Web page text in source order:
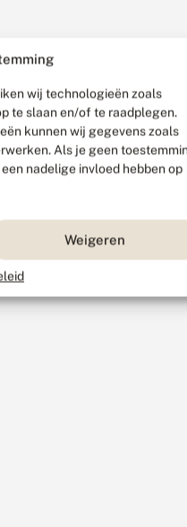
wij technologieën zoals
te slaan en/of te raadplegen.
kunnen wij gegevens zoals
Als je geen
nadelige invloed hebben op
Weigeren